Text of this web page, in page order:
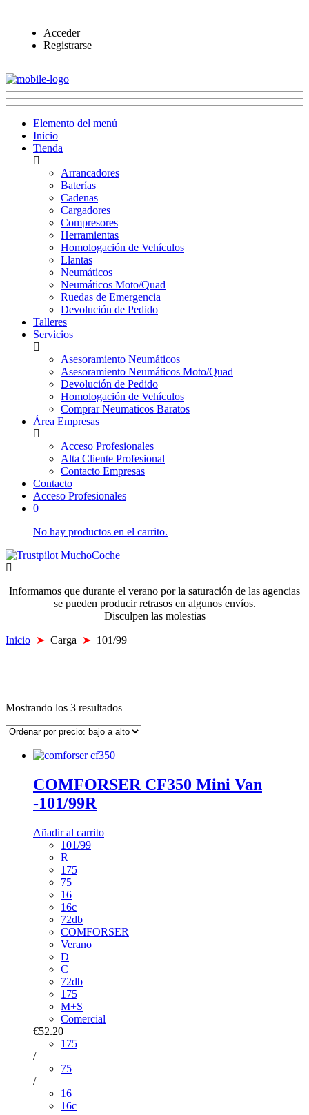
Acceder
Registrarse
Elemento del menú
Inicio
Tienda
Arrancadores
Baterías
Cadenas
Cargadores
Compresores
Herramientas
Homologación de Vehículos
Llantas
Neumáticos
Neumáticos Moto/Quad
Ruedas de Emergencia
Devolución de Pedido
Talleres
Servicios
Asesoramiento Neumáticos
Asesoramiento Neumáticos Moto/Quad
Devolución de Pedido
Homologación de Vehículos
Comprar Neumaticos Baratos
Área Empresas
Acceso Profesionales
Alta Cliente Profesional
Contacto Empresas
Contacto
Acceso Profesionales
0
No hay productos en el carrito.
Informamos que durante el verano por la saturación de las agencias
se pueden producir retrasos en algunos envíos.
Disculpen las molestias
Inicio ➤ Carga ➤ 101/99
Mostrando los 3 resultados
COMFORSER CF350 Mini Van
-101/99R
Añadir al carrito
101/99
R
175
75
16
16c
72db
COMFORSER
Verano
D
C
72db
175
M+S
Comercial
€52.20
175
/
75
/
16
16c